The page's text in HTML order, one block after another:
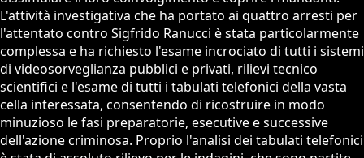
L'attività investigativa che ha portato ai quattro arresti per
l'attentato contro Sigfrido Ranucci è stata particolarmente
complessa e ha richiesto l'esame incrociato di tutti i sistemi
di videosorveglianza pubblici e privati, rilievi tecnico
scientifici e l'esame di tutti i tabulati telefonici della vasta
cella interessata, consentendo di ricostruire in modo
minuzioso le fasi preparatorie, esecutive e successive
dell'azione criminosa. Proprio l'analisi dei tabulati telefonici